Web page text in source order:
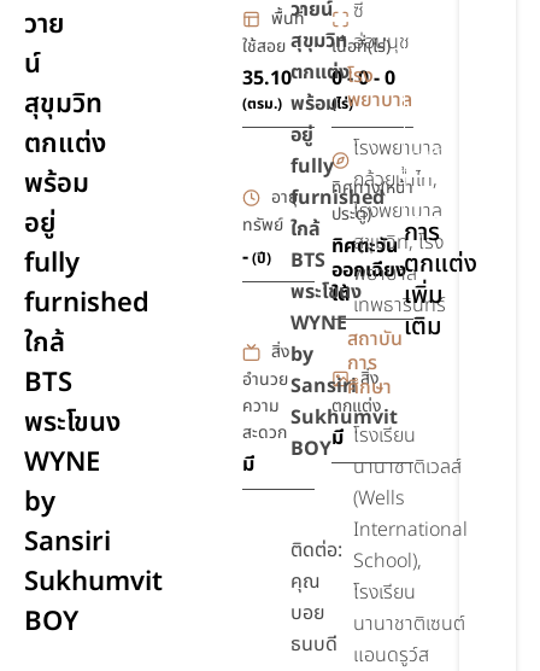
วาย
น์
สุขุมวิท
ตกแต่ง
พร้อม
อยู่
fully
furnished
ใกล้
BTS
พระโขนง
WYNE
by
Sansiri
Sukhumvit
BOY
พื้นที่
ใช้สอย
35.10
(ตรม.)
เนื้อที่(ไร่)
0 - 0 - 0
(ไร่)
อายุ
ทรัพย์
-(ปี)
ทิศทาง(หน้า
ประตู)
ทิศตะวัน
ออกเฉียง
ใต้
สิ่ง
อำนวย
ความ
สะดวก
มี
สิ่ง
ตกแต่ง
มี
วายน์
สุขุมวิท
ตกแต่ง
พร้อม
อยู่
fully
furnished
ใกล้
BTS
พระโขนง
WYNE
by
Sansiri
Sukhumvit
BOY
ติดต่อ:
คุณ
บอย
ธนบดี
ซี
อ่อนนุช
โรง
พยาบาล
โรงพยาบาล
กล้วยน้ำไท,
โรงพยาบาล
สุขุมวิท, โรง
พยาบาล
เทพธารินทร์
สถาบัน
การ
ศึกษา
โรงเรียน
นานาชาติเวลส์
(Wells
International
School),
โรงเรียน
นานาชาติเซนต์
แอนดรูว์ส
ชุด
สุขภัณฑ์
ยิม,ฟิตเนส
การ
ตกแต่ง
เพิ่ม
เติม